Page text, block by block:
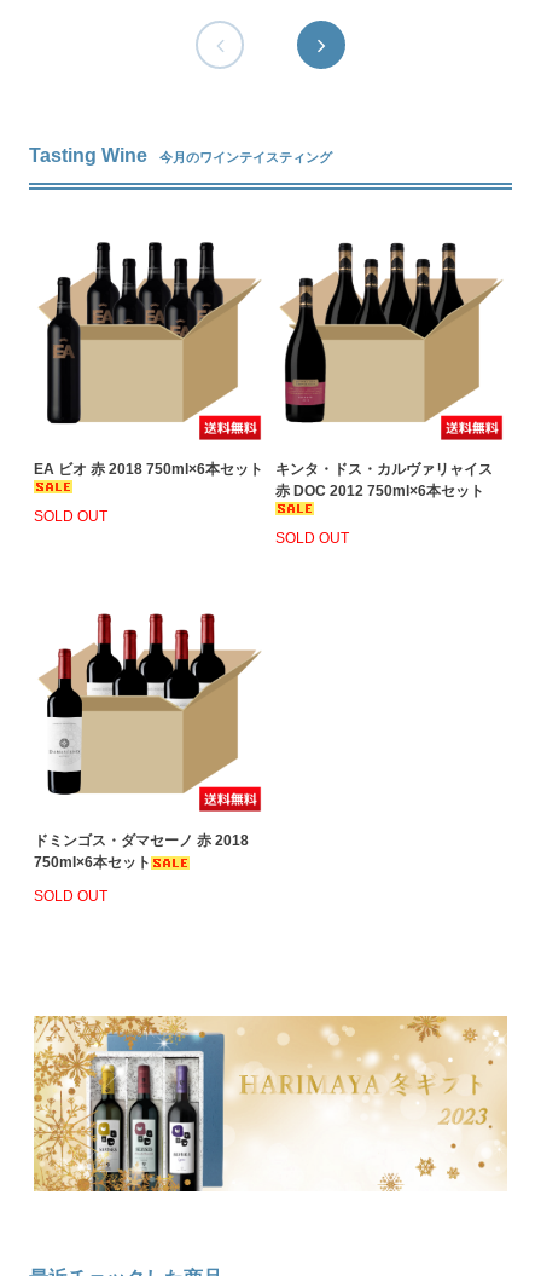
Tasting Wine 今月のワインテイスティング
EA ビオ 赤 2018 750ml×6本セット
SOLD OUT
キンタ・ドス・カルヴァリャイス
赤 DOC 2012 750ml×6本セット
SOLD OUT
ドミンゴス・ダマセーノ 赤 2018
750ml×6本セット
SOLD OUT